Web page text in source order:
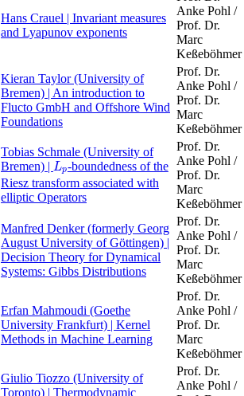
Hans Crauel | Invariant measures
and Lyapunov exponents
Anke Pohl /
Prof. Dr.
Marc
Keßeböhmer
Kieran Taylor (University of
Bremen) | An introduction to
Flucto GmbH and Offshore Wind
Foundations
Prof. Dr.
Anke Pohl /
Prof. Dr.
Marc
Keßeböhmer
Tobias Schmale (University of
Bremen) | Lp
Lp-boundedness of the
Riesz transform associated with
elliptic Operators
Prof. Dr.
Anke Pohl /
Prof. Dr.
Marc
Keßeböhmer
Manfred Denker (formerly Georg
August University of Göttingen) |
Decision Theory for Dynamical
Systems: Gibbs Distributions
Prof. Dr.
Anke Pohl /
Prof. Dr.
Marc
Keßeböhmer
Erfan Mahmoudi (Goethe
University Frankfurt) | Kernel
Methods in Machine Learning
Prof. Dr.
Anke Pohl /
Prof. Dr.
Marc
Keßeböhmer
Giulio Tiozzo (University of
Toronto) | Thermodynamic
Prof. Dr.
Anke Pohl /